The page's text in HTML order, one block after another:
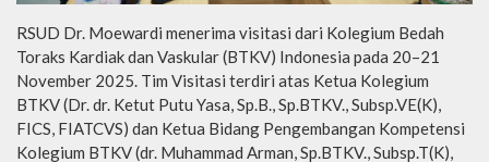
RSUD Dr. Moewardi menerima visitasi dari Kolegium Bedah
Toraks Kardiak dan Vaskular (BTKV) Indonesia pada 20–21
November 2025. Tim Visitasi terdiri atas Ketua Kolegium
BTKV (Dr. dr. Ketut Putu Yasa, Sp.B., Sp.BTKV., Subsp.VE(K),
FICS, FIATCVS) dan Ketua Bidang Pengembangan Kompetensi
Kolegium BTKV (dr. Muhammad Arman, Sp.BTKV., Subsp.T(K),